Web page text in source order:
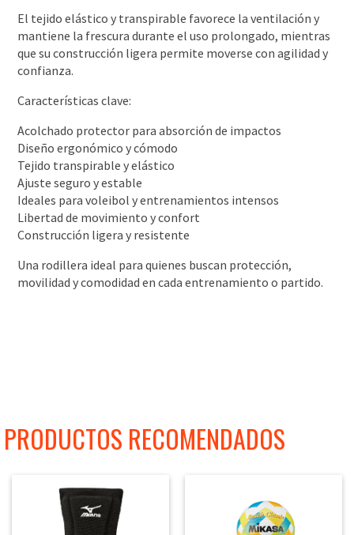
El tejido elástico y transpirable favorece la ventilación y
mantiene la frescura durante el uso prolongado, mientras
que su construcción ligera permite moverse con agilidad y
confianza.
Características clave:
Acolchado protector para absorción de impactos
Diseño ergonómico y cómodo
Tejido transpirable y elástico
Ajuste seguro y estable
Ideales para voleibol y entrenamientos intensos
Libertad de movimiento y confort
Construcción ligera y resistente
Una rodillera ideal para quienes buscan protección,
movilidad y comodidad en cada entrenamiento o partido.
PRODUCTOS RECOMENDADOS